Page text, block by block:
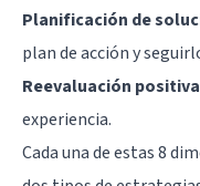
Planificación de
plan de acción y
Reevaluación positiva
experiencia.
Cada una de estas 8